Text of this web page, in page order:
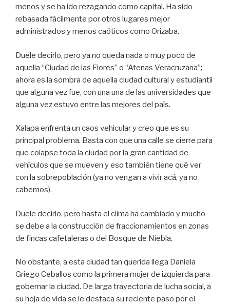
menos y se ha ido rezagando como capital. Ha sido
rebasada fácilmente por otros lugares mejor
administrados y menos caóticos como Orizaba.
Duele decirlo, pero ya no queda nada o muy poco de
aquella “Ciudad de las Flores” o “Atenas Veracruzana”;
ahora es la sombra de aquella ciudad cultural y estudiantil
que alguna vez fue, con una una de las universidades que
alguna vez estuvo entre las mejores del país.
Xalapa enfrenta un caos vehicular y creo que es su
principal problema. Basta con que una calle se cierre para
que colapse toda la ciudad por la gran cantidad de
vehículos que se mueven y eso también tiene qué ver
con la sobrepoblación (ya no vengan a vivir acá, ya no
cabemos).
Duele decirlo, pero hasta el clima ha cambiado y mucho
se debe a la construcción de fraccionamientos en zonas
de fincas cafetaleras o del Bosque de Niebla.
No obstante, a esta ciudad tan querida llega Daniela
Griego Ceballos como la primera mujer de izquierda para
gobernar la ciudad. De larga trayectoria de lucha social, a
su hoja de vida se le destaca su reciente paso por el